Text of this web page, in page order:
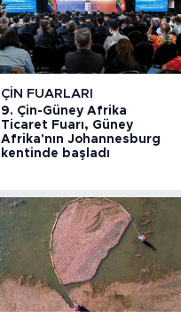
ÇIN FUARLARI
9. Çin-Güney Afrika
Ticaret Fuarı, Güney
Afrika'nın Johannesburg
kentinde başladı